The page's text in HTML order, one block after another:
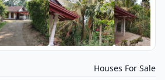
Houses For Sale